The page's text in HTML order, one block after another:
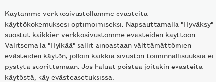
Käytämme verkkosivustollamme evästeitä
käyttökokemuksesi optimoimiseksi. Napsauttamalla "Hyväksy"
suostut kaikkien verkkosivustomme evästeiden käyttöön.
Valitsemalla "Hylkää" sallit ainoastaan välttämättömien
evästeiden käytön, jolloin kaikkia sivuston toiminnallisuuksia ei
pystytä suorittamaan. Jos haluat poistaa joitakin evästeitä
käytöstä, käy evästeasetuksissa.